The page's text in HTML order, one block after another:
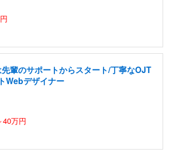
先輩のサポートからスタート/丁寧なOJT
Webデザイナー
40万円